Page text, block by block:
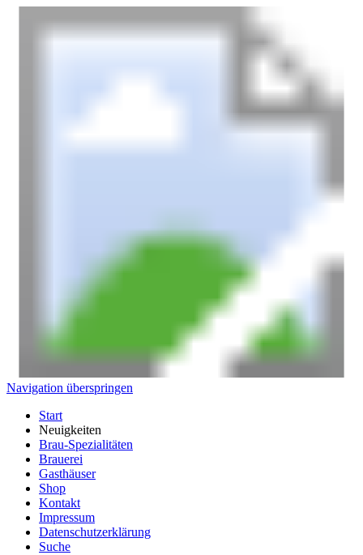
Navigation überspringen
Start
Neuigkeiten
Brau-Spezialitäten
Brauerei
Gasthäuser
Shop
Kontakt
Impressum
Datenschutzerklärung
Suche